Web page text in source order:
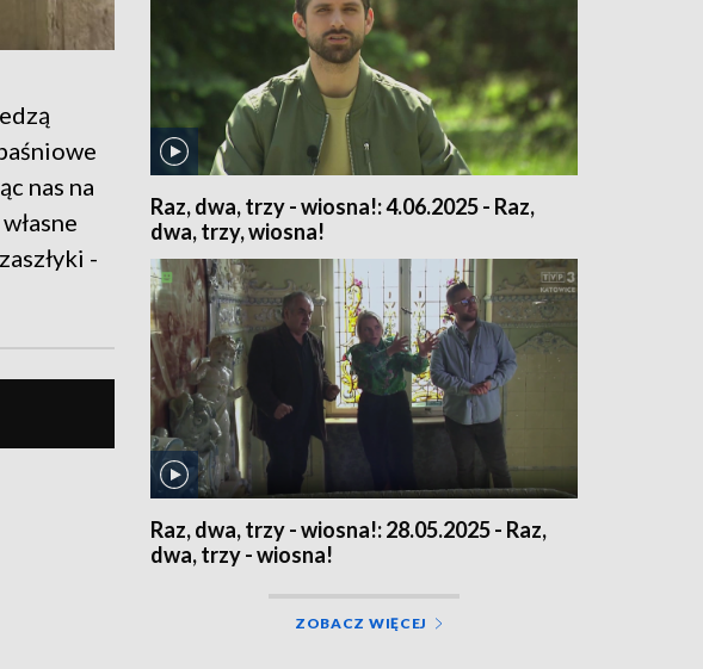
nas na
-
Raz, dwa, trzy - wiosna!: 4.06.2025 - Raz,
dwa, trzy, wiosna!
Raz, dwa, trzy - wiosna!: 28.05.2025 - Raz,
dwa, trzy - wiosna!
ZOBACZ WIĘCEJ